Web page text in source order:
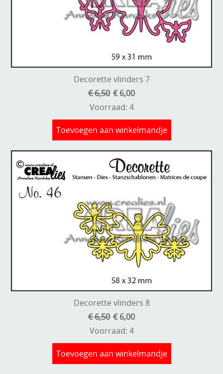
Speciaal papier
Stans machine en embossing machines
Template, mask, stencils, grids
Wat nog, een creatief kijkje
Decorette vlinders 7
€ 6,50 € 6,00
Voorraad: 4
Toevoegen aan winkelmandje
Decorette vlinders 8
€ 6,50 € 6,00
Voorraad: 4
Toevoegen aan winkelmandje